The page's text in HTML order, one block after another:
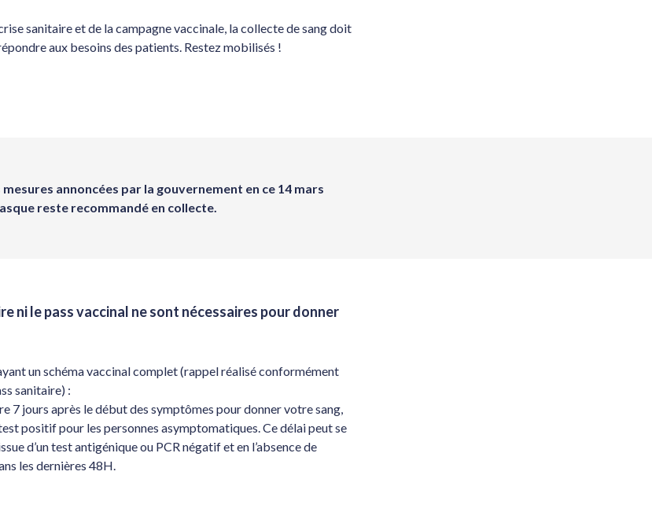
sanitaire et de la campagne vaccinale, la collecte de sang doit
aux besoins des patients. Restez mobilisés !
annoncées par la gouvernement en ce 14 mars
reste recommandé en collecte.
ni le pass vaccinal ne sont nécessaires pour donner
un schéma vaccinal complet (rappel réalisé conformément
sanitaire) :
7 jours après le début des symptômes pour donner votre sang,
positif pour les personnes asymptomatiques. Ce délai peut se
d’un test antigénique ou PCR négatif et en l’absence de
les dernières 48H.